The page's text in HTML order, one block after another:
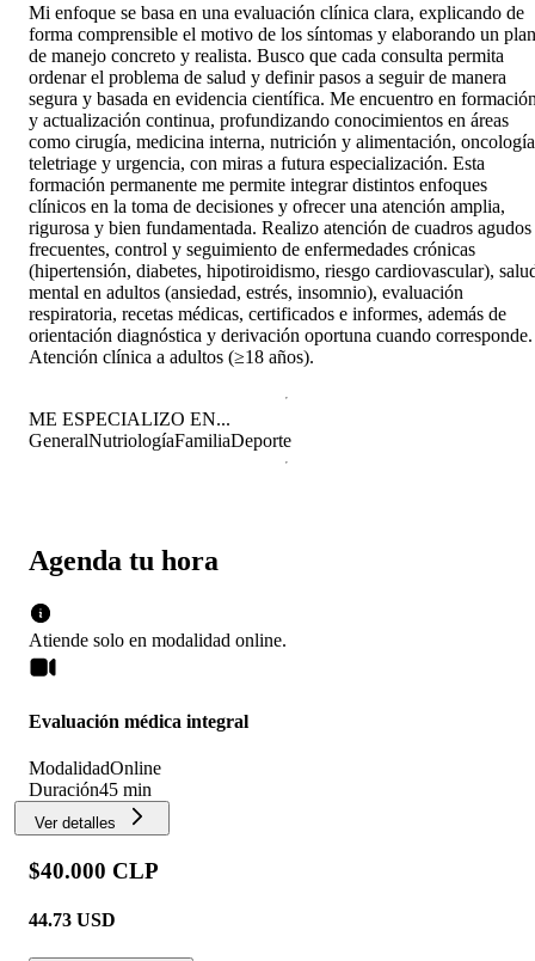
Agenda tu hora
Atiende solo en modalidad online.
Evaluación médica integral
ModalidadOnline
Duración45 min
Ver detalles
$40.000 CLP
44.73 USD
Mi enfoque se basa en una evaluación clínica clara, explicando de
forma comprensible el motivo de los síntomas y elaborando un plan
de manejo concreto y realista. Busco que cada consulta permita
ordenar el problema de salud y definir pasos a seguir de manera
segura y basada en evidencia científica. Me encuentro en
y actualización continua, profundizando conocimientos en áreas
como cirugía, medicina interna, nutrición y alimentación,
teletriage y urgencia, con miras a futura especialización. Esta
formación permanente me permite integrar distintos enfoques
clínicos en la toma de decisiones y ofrecer una atención amplia,
rigurosa y bien fundamentada. Realizo atención de cuadros agudos
frecuentes, control y seguimiento de enfermedades crónicas
(hipertensión, diabetes, hipotiroidismo, riesgo cardiovascular),
mental en adultos (ansiedad, estrés, insomnio), evaluación
respiratoria, recetas médicas, certificados e informes, además de
orientación diagnóstica y derivación oportuna cuando corresponde.
Atención clínica a adultos (≥18 años).
ME ESPECIALIZO EN...
GeneralNutriologíaFamiliaDeporte